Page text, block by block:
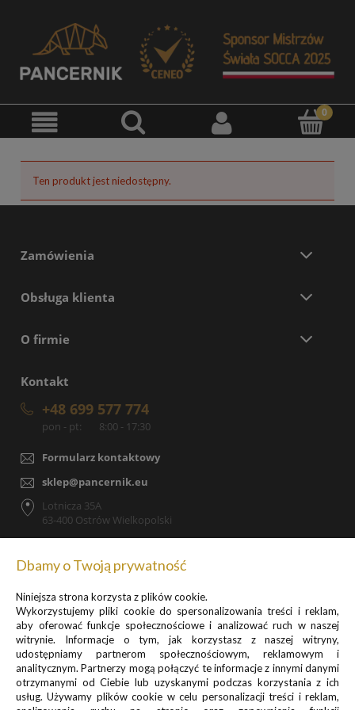
Ten produkt jest niedostępny.
Zamówienia
Obsługa klienta
O firmie
Kontakt
+48 699 577 774
pon - pt: 8:00 - 17:30
Formularz kontaktowy
sklep@pancernik.eu
Lotnicza 35A
63-400 Ostrów Wielkopolski
Zapisz się do newslettera, by otrzymywać informacje o
promocjach i nowościach
Dbamy o Twoją prywatność
Niniejsza strona korzysta z plików cookie.
Wykorzystujemy pliki cookie do spersonalizowania treści i reklam,
aby oferować funkcje społecznościowe i analizować ruch w naszej
witrynie. Informacje o tym, jak korzystasz z naszej witryny,
udostępniamy partnerom społecznościowym, reklamowym i
analitycznym. Partnerzy mogą połączyć te informacje z innymi danymi
otrzymanymi od Ciebie lub uzyskanymi podczas korzystania z ich
usług. Używamy plików cookie w celu personalizacji treści i reklam,